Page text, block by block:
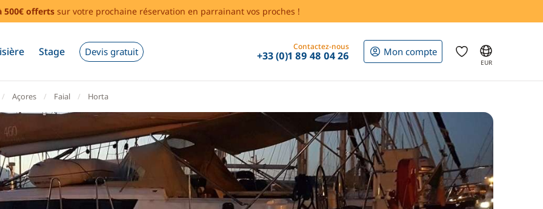
500€ offerts sur votre prochaine réservation en parrainant vos proches !
Stage Devis gratuit Contactez-nous
+33 (0)1 89 48 04 26 Mon compte
EUR
Açores Faial Horta